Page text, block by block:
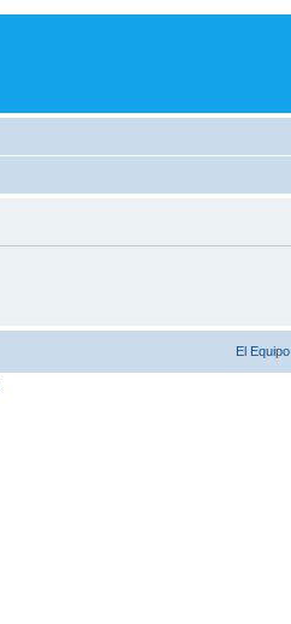
El Equipo